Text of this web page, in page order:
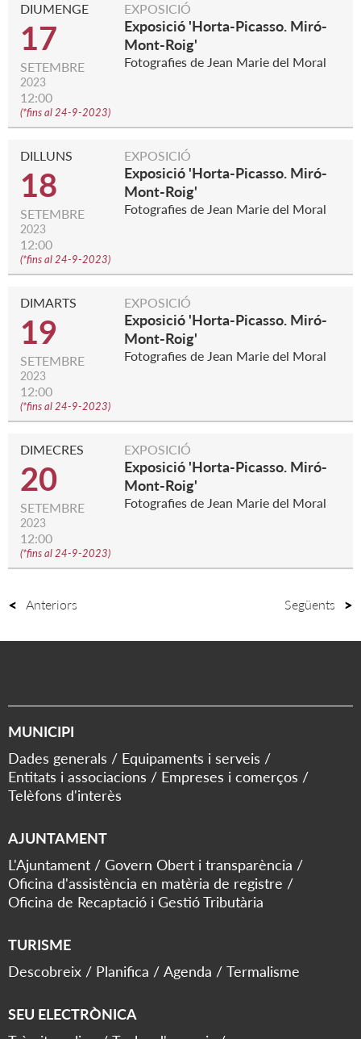
DIUMENGE
17
SETEMBRE
2023
12:00
(*fins al 24-9-2023)
EXPOSICIÓ
Exposició 'Horta-Picasso. Miró-
Mont-Roig'
Fotografies de Jean Marie del Moral
DILLUNS
18
SETEMBRE
2023
12:00
(*fins al 24-9-2023)
EXPOSICIÓ
Exposició 'Horta-Picasso. Miró-
Mont-Roig'
Fotografies de Jean Marie del Moral
DIMARTS
19
SETEMBRE
2023
12:00
(*fins al 24-9-2023)
EXPOSICIÓ
Exposició 'Horta-Picasso. Miró-
Mont-Roig'
Fotografies de Jean Marie del Moral
DIMECRES
20
SETEMBRE
2023
12:00
(*fins al 24-9-2023)
EXPOSICIÓ
Exposició 'Horta-Picasso. Miró-
Mont-Roig'
Fotografies de Jean Marie del Moral
Anteriors Següents
MUNICIPI
Dades generals
Equipaments i serveis
Entitats i associacions
Empreses i comerços
Telèfons d'interès
AJUNTAMENT
L'Ajuntament
Govern Obert i transparència
Oficina d'assistència en matèria de registre
Oficina de Recaptació i Gestió Tributària
TURISME
Descobreix
Planifica Agenda Termalisme
SEU ELECTRÒNICA